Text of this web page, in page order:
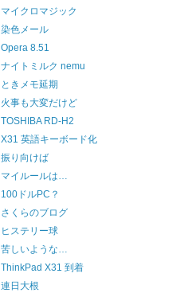
マイクロマジック
染色メール
Opera 8.51
ナイトミルク nemu
ときメモ延期
火事も大変だけど
TOSHIBA RD-H2
X31 英語キーボード化
振り向けば
マイルールは…
100ドルPC？
さくらのブログ
ヒステリー球
苦しいような…
ThinkPad X31 到着
連日大根